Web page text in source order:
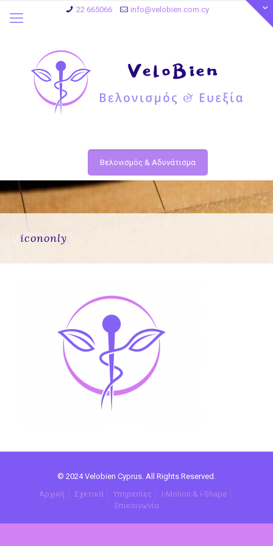
22 665066 info@velobien.com.cy
Βελονισμός & Αδυνάτισμα
icononly
© 2024 Velobien Cyprus. All Rights Reserved.
Αρχική
Σχετικά Υπηρεσίες
i-Motion & i-Shape
Επικοινωνία